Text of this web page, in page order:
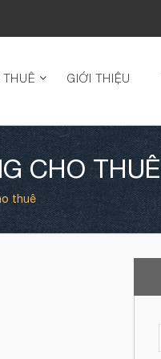
GIỚI THIỆU
CHO THUÊ
thuê